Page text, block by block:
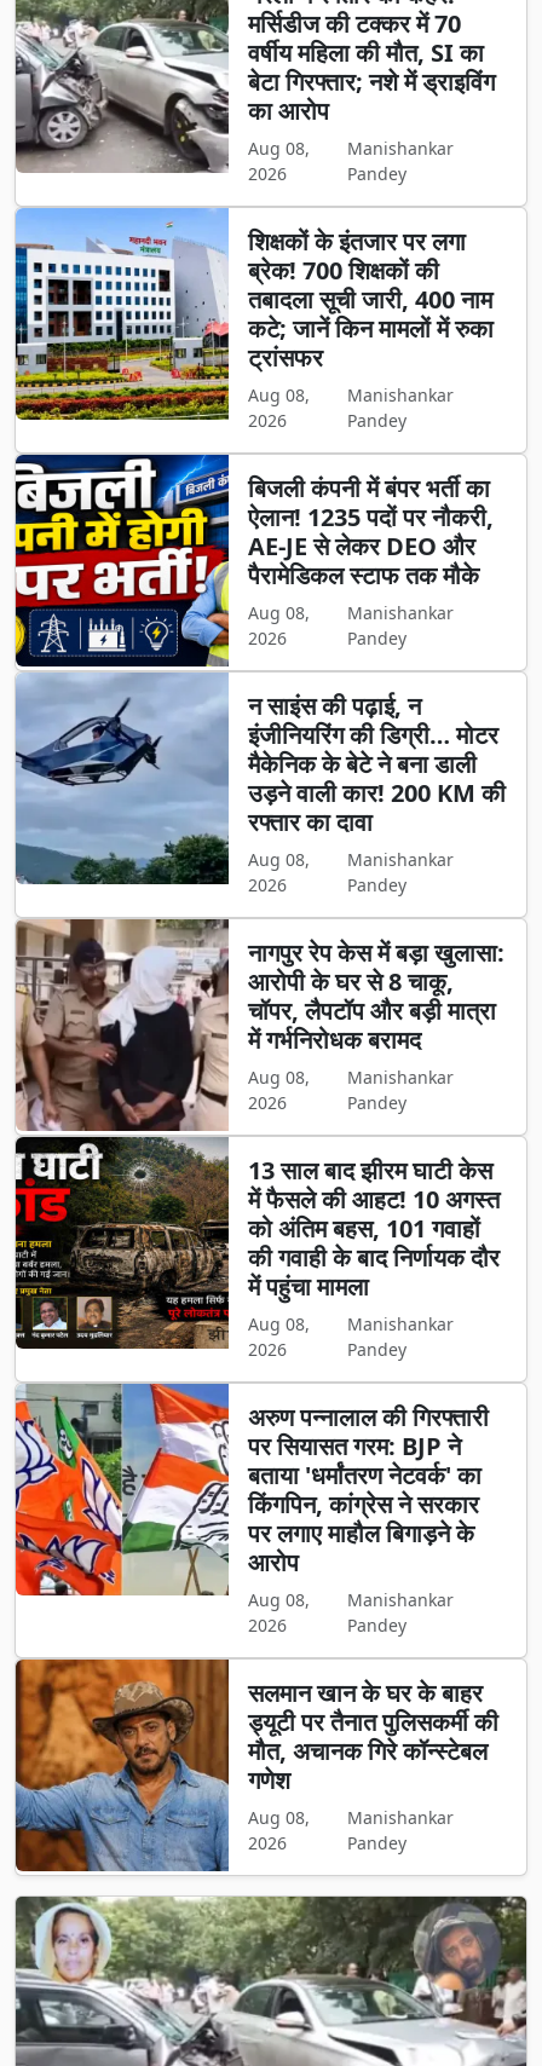
मर्सिडीज की टक्कर में 70
वर्षीय महिला की मौत, SI का
बेटा गिरफ्तार; नशे में ड्राइविंग
का आरोप
Aug 08,
2026
Manishankar
Pandey
शिक्षकों के इंतजार पर लगा
ब्रेक! 700 शिक्षकों की
तबादला सूची जारी, 400 नाम
कटे; जानें किन मामलों में रुका
ट्रांसफर
Aug 08,
2026
Manishankar
Pandey
बिजली कंपनी में बंपर भर्ती का
ऐलान! 1235 पदों पर नौकरी,
AE-JE से लेकर DEO और
पैरामेडिकल स्टाफ तक मौके
Aug 08,
2026
Manishankar
Pandey
न साइंस की पढ़ाई, न
इंजीनियरिंग की डिग्री… मोटर
मैकेनिक के बेटे ने बना डाली
उड़ने वाली कार! 200 KM की
रफ्तार का दावा
Aug 08,
2026
Manishankar
Pandey
नागपुर रेप केस में बड़ा खुलासा:
आरोपी के घर से 8 चाकू,
चॉपर, लैपटॉप और बड़ी मात्रा
में गर्भनिरोधक बरामद
Aug 08,
2026
Manishankar
Pandey
13 साल बाद झीरम घाटी केस
में फैसले की आहट! 10 अगस्त
को अंतिम बहस, 101 गवाहों
की गवाही के बाद निर्णायक दौर
में पहुंचा मामला
Aug 08,
2026
Manishankar
Pandey
अरुण पन्नालाल की गिरफ्तारी
पर सियासत गरम: BJP ने
बताया 'धर्मांतरण नेटवर्क' का
किंगपिन, कांग्रेस ने सरकार
पर लगाए माहौल बिगाड़ने के
आरोप
Aug 08,
2026
Manishankar
Pandey
सलमान खान के घर के बाहर
ड्यूटी पर तैनात पुलिसकर्मी की
मौत, अचानक गिरे कॉन्स्टेबल
गणेश
Aug 08,
2026
Manishankar
Pandey